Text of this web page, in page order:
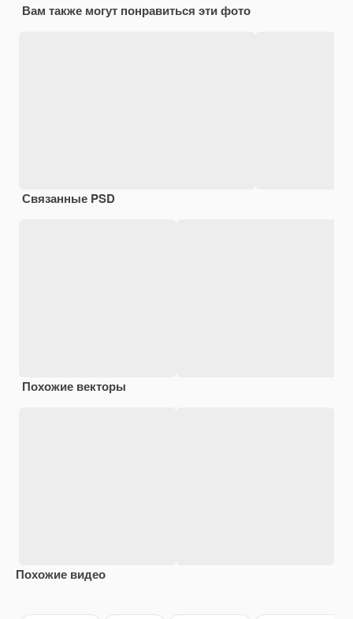
Вам также могут понравиться эти фото
Связанные PSD
Похожие векторы
Похожие видео